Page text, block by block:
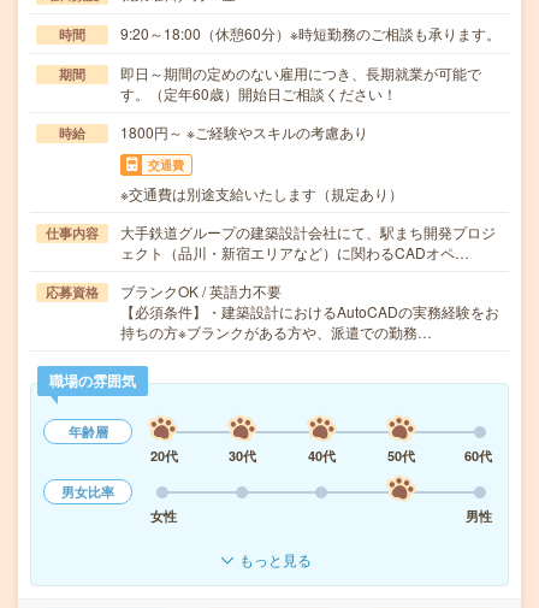
時間 9:20～18:00（休憩60分）※時短勤務のご相談も承ります。
期間
即日～期間の定めのない雇用につき、長期就業が可能で
す。（定年60歳）開始日ご相談ください！
時給 1800円～ ※ご経験やスキルの考慮あり
交通費
※交通費は別途支給いたします（規定あり）
仕事内容
大手鉄道グループの建築設計会社にて、駅まち開発プロジ
ェクト（品川・新宿エリアなど）に関わるCADオペ…
応募資格
ブランクOK / 英語力不要
【必須条件】・建築設計におけるAutoCADの実務経験をお
持ちの方※ブランクがある方や、派遣での勤務…
職場の雰囲気
年齢層
20代
30代 40代 50代
60代
男女比率
女性
男性
もっと見る